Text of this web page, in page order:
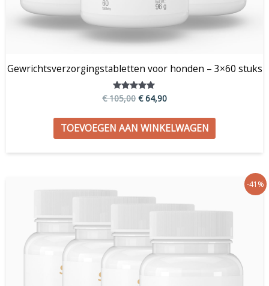
Gewrichtsverzorgingstabletten voor honden – 3×60 stuks
Gewaardeerd
€105,00 €64,90
TOEVOEGEN AAN WINKELWAGEN
-41%
is:
€ 81,90.